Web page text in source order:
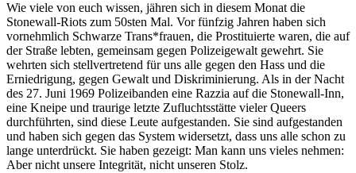
Wie viele von euch wissen, jähren sich in diesem Monat die
Stonewall-Riots zum 50sten Mal. Vor fünfzig Jahren haben sich
vornehmlich Schwarze Trans*frauen, die Prostituierte waren, die auf
der Straße lebten, gemeinsam gegen Polizeigewalt gewehrt. Sie
wehrten sich stellvertretend für uns alle gegen den Hass und die
Erniedrigung, gegen Gewalt und Diskriminierung. Als in der Nacht
des 27. Juni 1969 Polizeibanden eine Razzia auf die Stonewall-Inn,
eine Kneipe und traurige letzte Zufluchtsstätte vieler Queers
durchführten, sind diese Leute aufgestanden. Sie sind aufgestanden
und haben sich gegen das System widersetzt, dass uns alle schon zu
lange unterdrückt. Sie haben gezeigt: Man kann uns vieles nehmen:
Aber nicht unsere Integrität, nicht unseren Stolz.